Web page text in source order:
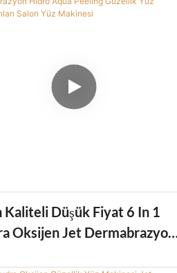
Kaliteli Düşük Fiyat 6 In 1
Oksijen Jet Dermabrazyon